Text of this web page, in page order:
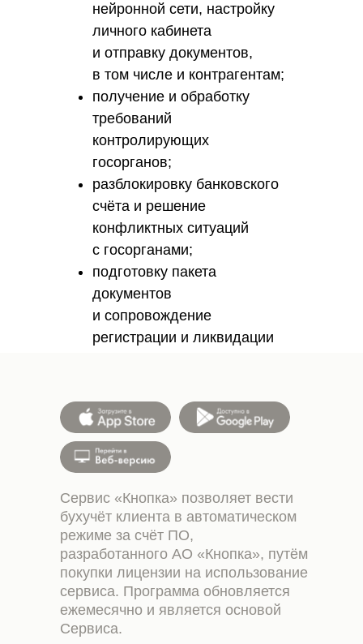
нейронной сети, настройку
личного кабинета
и отправку документов,
в том числе и контрагентам;
получение и обработку
требований
контролирующих
госорганов;
разблокировку банковского
счёта и решение
конфликтных ситуаций
с госорганами;
подготовку пакета
документов
и сопровождение
регистрации и ликвидации
Сервис «Кнопка» позволяет вести
бухучёт клиента в автоматическом
режиме за счёт ПО,
разработанного АО «Кнопка», путём
покупки лицензии на использование
сервиса. Программа обновляется
ежемесячно и является основой
Сервиса.